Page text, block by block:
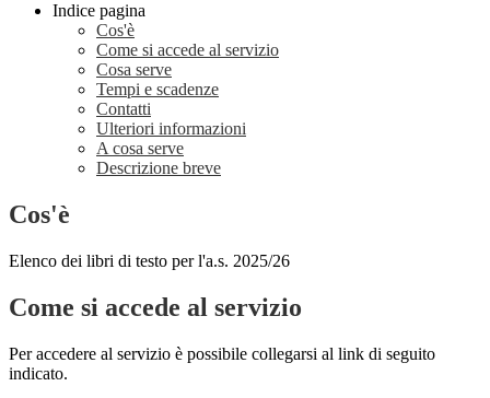
Indice pagina
Cos'è
Come si accede al servizio
Cosa serve
Tempi e scadenze
Contatti
Ulteriori informazioni
A cosa serve
Descrizione breve
Cos'è
Elenco dei libri di testo per l'a.s. 2025/26
Come si accede al servizio
Per accedere al servizio è possibile collegarsi al link di seguito
indicato.